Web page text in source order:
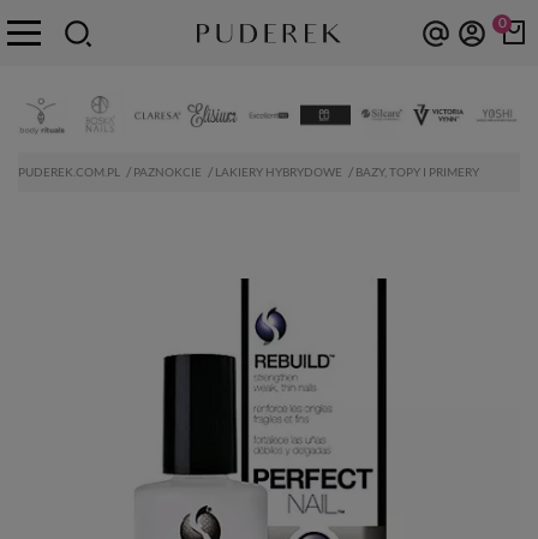
0
PUDEREK.COM.PL PAZNOKCIE LAKIERY HYBRYDOWE BAZY, TOPY I PRIMERY